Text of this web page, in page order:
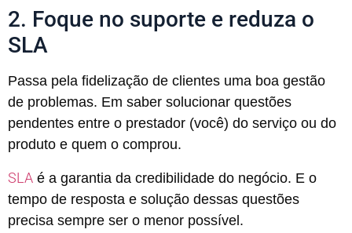
2. Foque no suporte e reduza o
SLA
Passa pela fidelização de clientes uma boa gestão
de problemas. Em saber solucionar questões
pendentes entre o prestador (você) do serviço ou do
produto e quem o comprou.
SLA é a garantia da credibilidade do negócio. E o
tempo de resposta e solução dessas questões
precisa sempre ser o menor possível.